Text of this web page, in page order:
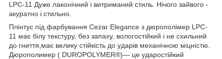
LPC-11 Дуже лаконічний і витриманий стиль. Нічого зайвого -
акуратно і стильно.
Плінтус під фарбування Cezar Elegance з дюрополімер LPC-
11 має білу текстуру, без запаху, вологостійкий і не схильний
до гниття,має велику стійкість до ударів механічною міцністю.
Дюрополимер ( DUROPOLYMER®)— це ударостійкий